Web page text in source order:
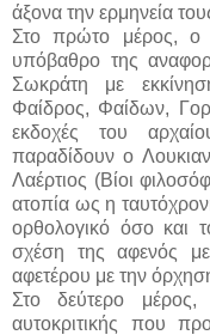
άξονα την ερμηνεία
Στο πρώτο μέρος, ο
υπόβαθρο της
Σωκράτη με
Φαίδρος, Φαίδων,
εκδοχές του
παραδίδουν ο
Λαέρτιος (Βίοι
ατοπία ως η
ορθολογικό όσο και
σχέση της αφενός με
αφετέρου με την
Στο δεύτερο
αυτοκριτικής που